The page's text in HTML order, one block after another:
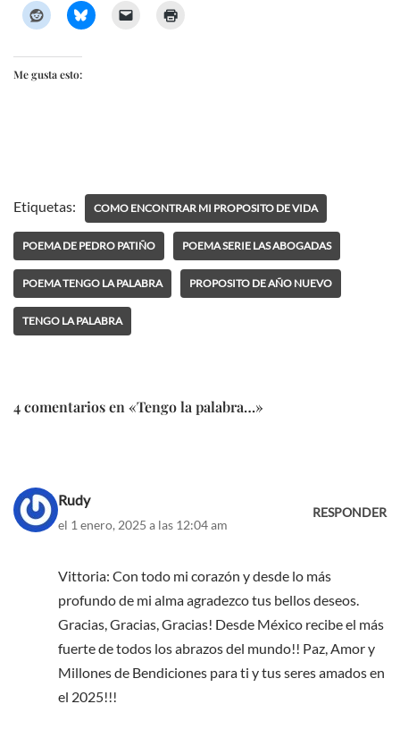
Me gusta esto:
Etiquetas: COMO ENCONTRAR MI PROPOSITO DE VIDA
POEMA DE PEDRO PATIÑO POEMA SERIE LAS ABOGADAS
POEMA TENGO LA PALABRA PROPOSITO DE AÑO NUEVO
TENGO LA PALABRA
4 comentarios en «Tengo la palabra…»
Rudy
el 1 enero, 2025 a las 12:04 am
RESPONDER
Vittoria: Con todo mi corazón y desde lo más
profundo de mi alma agradezco tus bellos deseos.
Gracias, Gracias, Gracias! Desde México recibe el más
fuerte de todos los abrazos del mundo!! Paz, Amor y
Millones de Bendiciones para ti y tus seres amados en
el 2025!!!